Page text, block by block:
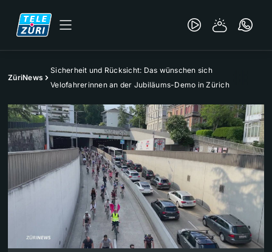
ZüriNews
Sicherheit und Rücksicht: Das wünschen sich
Velofahrerinnen an der Jubiläums-Demo in Zürich